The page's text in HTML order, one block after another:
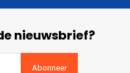
nieuwsbrief?
Abonneer